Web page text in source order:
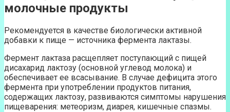
молочные продукты
Рекомендуется в качестве биологически активной
добавки к пище — источника фермента лактазы.
Фермент лактаза расщепляет поступающий с пищей
дисахарид лактозу (основной углевод молока) и
обеспечивает ее всасывание. В случае дефицита этого
фермента при употреблении продуктов питания,
содержащих лактозу, развиваются симптомы нарушения
пищеварения: метеоризм, диарея, кишечные спазмы.